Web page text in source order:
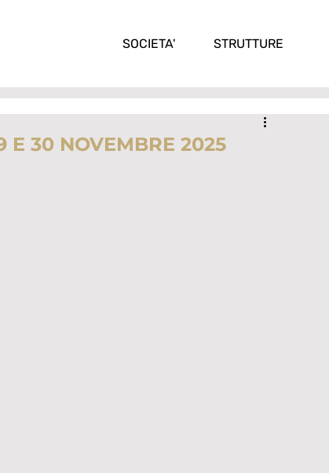
SOCIETA' STRUTTURE
E 30 NOVEMBRE 2025